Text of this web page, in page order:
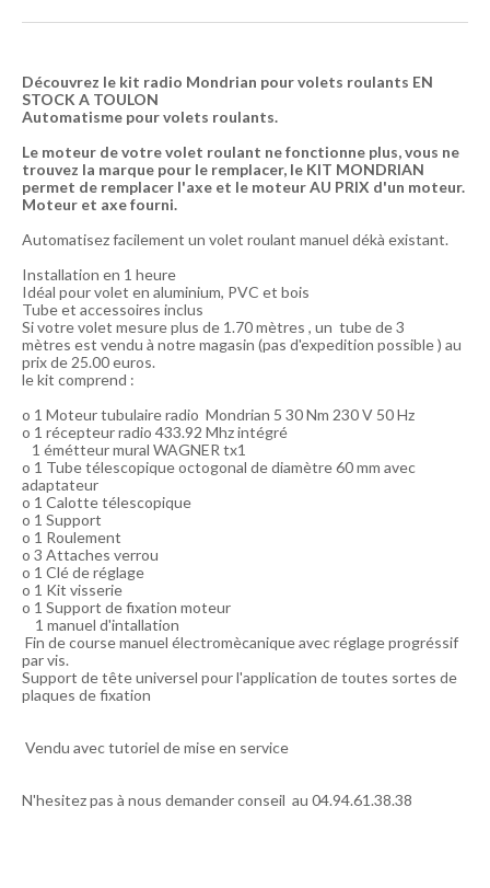
Découvrez le kit radio Mondrian pour volets roulants EN
STOCK A TOULON
Automatisme pour volets roulants.
Le moteur de votre volet roulant ne fonctionne plus, vous ne
trouvez la marque pour le remplacer, le KIT MONDRIAN
permet de remplacer l'axe et le moteur AU PRIX d'un moteur.
Moteur et axe fourni.
Automatisez facilement un volet roulant manuel dékà existant.
Installation en 1 heure
Idéal pour volet en aluminium, PVC et bois
Tube et accessoires inclus
Si votre volet mesure plus de 1.70 mètres , un tube de 3
mètres est vendu à notre magasin (pas d'expedition possible ) au
prix de 25.00 euros.
le kit comprend :
o 1 Moteur tubulaire radio Mondrian 5 30 Nm 230 V 50 Hz
o 1 récepteur radio 433.92 Mhz intégré
1 émétteur mural WAGNER tx1
o 1 Tube télescopique octogonal de diamètre 60 mm avec
adaptateur
o 1 Calotte télescopique
o 1 Support
o 1 Roulement
o 3 Attaches verrou
o 1 Clé de réglage
o 1 Kit visserie
o 1 Support de fixation moteur
1 manuel d'intallation
Fin de course manuel électromècanique avec réglage progréssif
par vis.
Support de tête universel pour l'application de toutes sortes de
plaques de fixation
Vendu avec tutoriel de mise en service
N'hesitez pas à nous demander conseil au 04.94.61.38.38